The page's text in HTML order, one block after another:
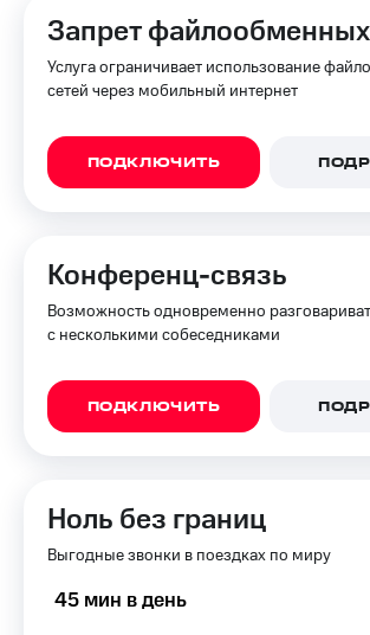
Запрет
Услуга ограничивает использование
сетей через мобильный интернет
ПОДКЛЮЧИТЬ
Конференц-связь
Возможность одновременно
с несколькими собеседниками
ПОДКЛЮЧИТЬ
Ноль без границ
Выгодные звонки в поездках по миру
45 мин в день